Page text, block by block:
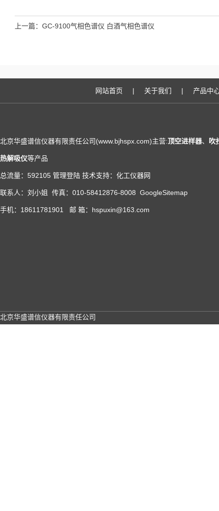
上一篇： GC-9100气相色谱仪 白酒气相色谱仪
网站首页 | 关于我们 | 产品中
北京华盛谱信仪器有限责任公司(www.bjhspx.com)主营:顶空进样器、 吹
热解吸仪等产品
总流量：592105 管理登陆 技术支持： 化工仪器网
联系人：刘小姐 传真：010-58412876-8008 GoogleSitemap
手机：18611781901 邮 箱：hspuxin@163.com
北京华盛谱信仪器有限责任公司